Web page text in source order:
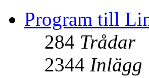
Program till
284 Trådar
2344 Inlägg